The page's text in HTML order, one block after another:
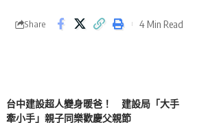
Share 4 Min Read
台中建設超人變身暖爸！ 建設局「大手
牽小手」親子同樂歡慶父親節